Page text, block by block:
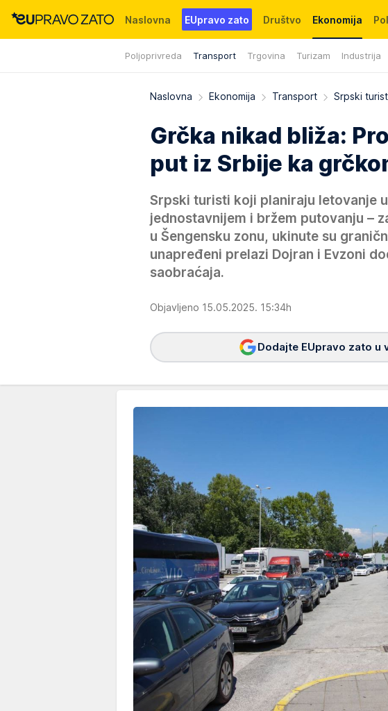
Naslovna EUpravo zato Društvo Ekonomija
Poljoprivreda Transport Trgovina Turizam Industrija
Događaji News WMG fondacija
Naslovna Ekonomija Transport Srpski
Grčka nikad bliža:
put iz Srbije ka
Srpski turisti koji planiraju letovanje
jednostavnijem i bržem putovanju –
u Šengensku zonu, ukinute su
unapređeni prelazi Dojran i Evzoni
saobraćaja.
Objavljeno 15.05.2025. 15:34h
Dodajte EUpravo zato u